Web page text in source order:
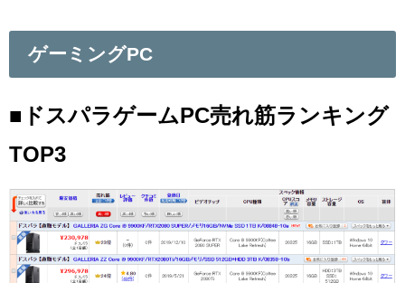
ゲーミングPC
■ドスパラゲームPC売れ筋ランキング
TOP3